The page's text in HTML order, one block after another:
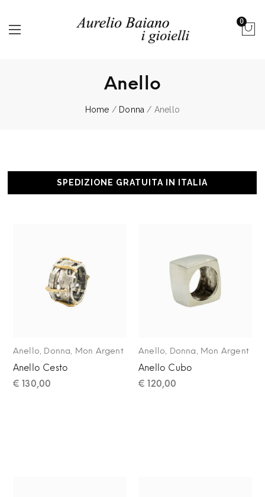
0
Anello
Home / Donna / Anello
Anello, Donna, Mon Argent
Anello Cesto
€ 130,00
Anello, Donna, Mon Argent
Anello Cubo
€ 120,00